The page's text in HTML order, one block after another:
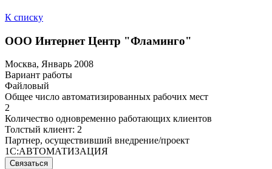
К списку
ООО Интернет Центр "Фламинго"
Москва, Январь 2008
Вариант работы
Файловый
Общее число автоматизированных рабочих мест
2
Количество одновременно работающих клиентов
Толстый клиент: 2
Партнер, осуществивший внедрение/проект
1С:АВТОМАТИЗАЦИЯ
Связаться